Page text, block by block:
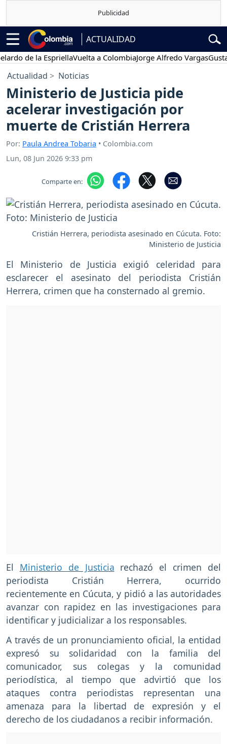
ACTUALIDAD
de la EspriellaVuelta a ColombiaJorge Alfredo VargasGustavo
Actualidad Noticias
Ministerio de Justicia pide
acelerar investigación por
muerte de Cristián Herrera
Por: Paula Andrea Tobaria • Colombia.com
Lun, 08 Jun 2026 9:33 pm
Comparte en:
Cristián Herrera, periodista asesinado en Cúcuta. Foto:
Ministerio de Justicia
El Ministerio de Justicia exigió celeridad para
esclarecer el asesinato del periodista Cristián
Herrera, crimen que ha consternado al gremio.
El Ministerio de Justicia rechazó el crimen del
periodista Cristián Herrera, ocurrido
recientemente en Cúcuta, y pidió a las autoridades
avanzar con rapidez en las investigaciones para
identificar y judicializar a los responsables.
A través de un pronunciamiento oficial, la entidad
expresó su solidaridad con la familia del
comunicador, sus colegas y la comunidad
periodística, al tiempo que advirtió que los
ataques contra periodistas representan una
amenaza para la libertad de expresión y el
derecho de los ciudadanos a recibir información.